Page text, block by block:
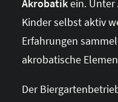
Akrobatikein.
Kinder selbst aktiv
Erfahrungen
akrobatische
Der